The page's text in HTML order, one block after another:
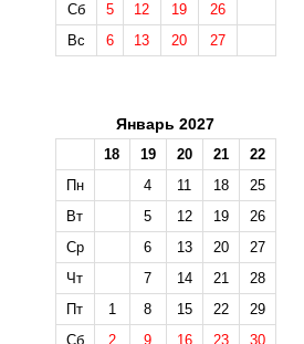
Сб
5 12 19
26
Вс
6 13 20 27
Январь 2027
18 19 20 21
22
Пн
4 11 18
25
Вт
5 12 19
26
Ср
6 13 20
27
Чт
7 14 21
28
Пт
1 8 15 22
29
Сб
2 9 16 23
30